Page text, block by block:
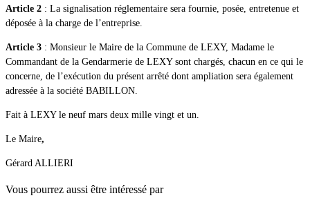
Article 2 : La signalisation réglementaire sera fournie, posée, entretenue et
déposée à la charge de l’entreprise.
Article 3 : Monsieur le Maire de la Commune de LEXY, Madame le
Commandant de la Gendarmerie de LEXY sont chargés, chacun en ce qui le
concerne, de l’exécution du présent arrêté dont ampliation sera également
adressée à la société BABILLON.
Fait à LEXY le neuf mars deux mille vingt et un.
Le Maire,
Gérard ALLIERI
Vous pourrez aussi être intéressé par